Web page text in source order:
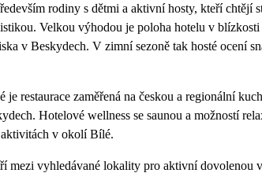
rodiny s dětmi a aktivní hosty, kteří chtějí
Velkou výhodou je poloha hotelu v
v Beskydech. V zimní sezoně tak hosté ocení
je restaurace zaměřená na českou a regionální
Hotelové wellness se saunou a možností
v okolí Bílé.
mezi vyhledávané lokality pro aktivní dovolenou